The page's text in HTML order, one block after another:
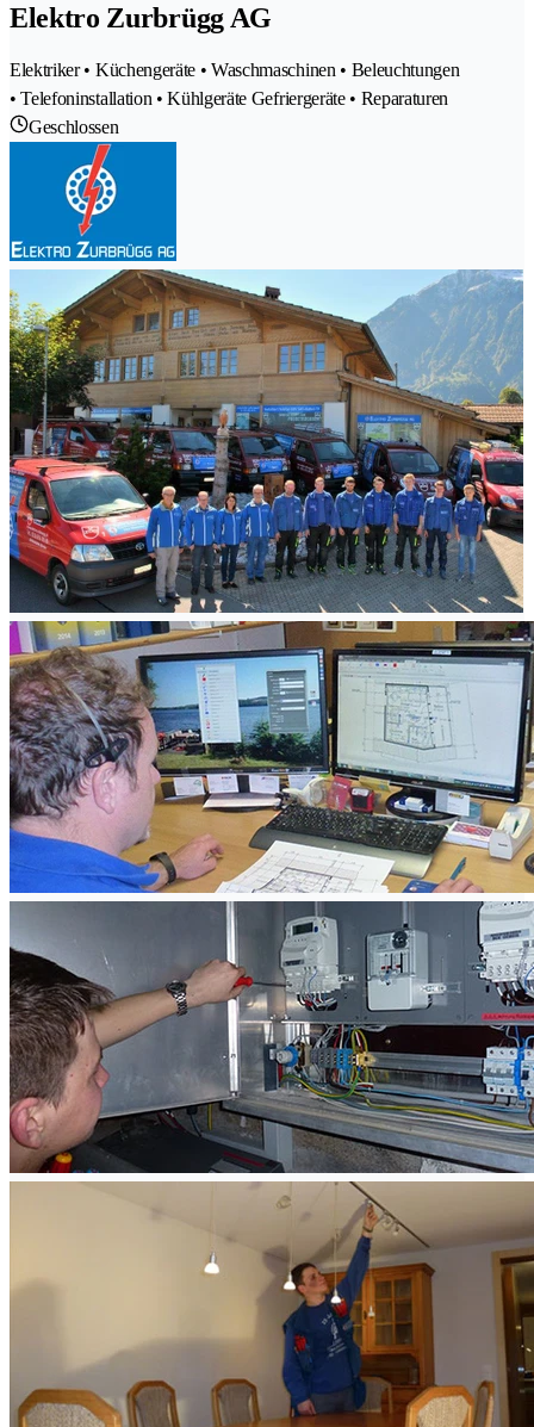
Elektro Zurbrügg AG
Elektriker • Küchengeräte • Waschmaschinen • Beleuchtungen
• Telefoninstallation • Kühlgeräte Gefriergeräte • Reparaturen
Geschlossen